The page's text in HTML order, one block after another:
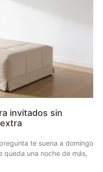
invitados sin
te suena a domingo
queda una noche de más,